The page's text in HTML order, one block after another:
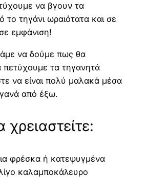
να βγουν τα
το τηγάνι ωραιότατα και σε
εμφάνιση!
να δούμε πως θα
τα τηγανητά
να είναι πολύ μαλακά μέσα
από έξω.
χρειαστείτε:
φρέσκα ή κατεψυγμένα
καλαμποκάλευρο